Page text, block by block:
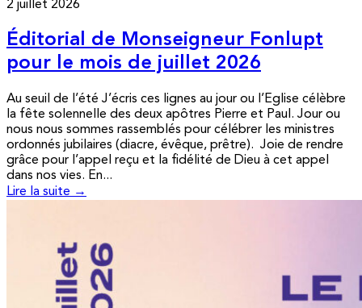
2 juillet 2026
Éditorial de Monseigneur Fonlupt
pour le mois de juillet 2026
Au seuil de l’été J’écris ces lignes au jour ou l’Eglise célèbre
la fête solennelle des deux apôtres Pierre et Paul. Jour ou
nous nous sommes rassemblés pour célébrer les ministres
ordonnés jubilaires (diacre, évêque, prêtre). Joie de rendre
grâce pour l’appel reçu et la fidélité de Dieu à cet appel
dans nos vies. En...
Lire la suite →